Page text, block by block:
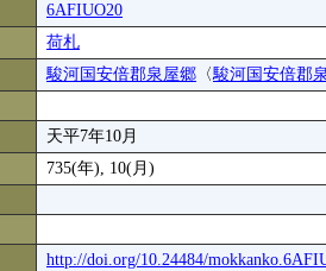
6AFIUO20
荷札
駿河国安倍郡泉屋郷 〈駿河国安倍郡
天平7年10月
735(年), 10(月)
http://doi.org/10.24484/